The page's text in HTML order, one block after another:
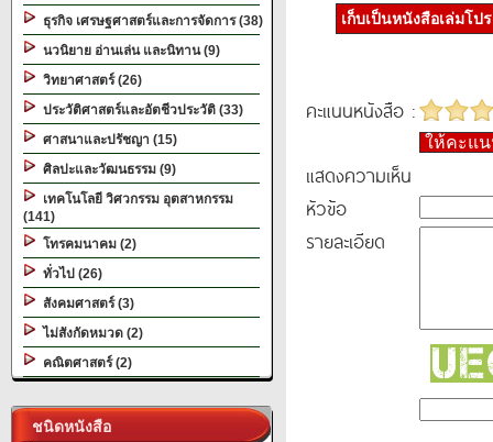
ธุรกิจ เศรษฐศาสตร์และการจัดการ (38)
นวนิยาย อ่านเล่น และนิทาน (9)
วิทยาศาสตร์ (26)
ประวัติศาสตร์และอัตชีวประวัติ (33)
ศาสนาและปรัชญา (15)
ศิลปะและวัฒนธรรม (9)
เทคโนโลยี วิศวกรรม อุตสาหกรรม
(141)
โทรคมนาคม (2)
ทั่วไป (26)
สังคมศาสตร์ (3)
ไม่สังกัดหมวด (2)
คณิตศาสตร์ (2)
ชนิดหนังสือ
เก็บเป็นหนังสือเล่มโป
คะแนนหนังสือ :
ให้คะแ
แสดงความเห็น
หัวข้อ
รายละเอียด